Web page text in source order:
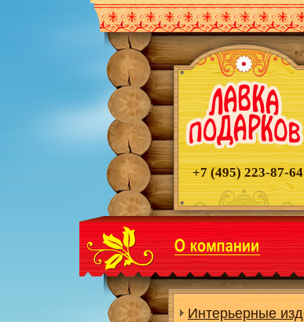
+7 (495) 223-87-64
Интерьерные